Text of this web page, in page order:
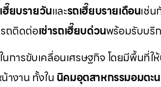
ฮี๊ยบรายวันและรถเฮี๊ยบรายเดือนเช่
ถติดต่อเช่ารถเฮี๊ยบด่วนพร้อมรับบริ
นการขับเคลื่อนเศรษฐกิจ โดยมีพื้นที่ใ
างาน ทั้งในนิคมอุตสาหกรรมอมตะ